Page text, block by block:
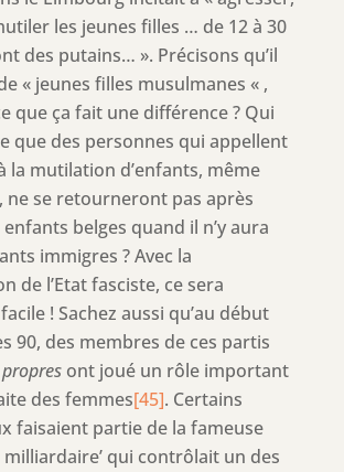
les jeunes filles … de 12 à 30
des putains… ». Précisons qu’il
« jeunes filles musulmanes « ,
que ça fait une différence ? Qui
que des personnes qui appellent
la mutilation d’enfants, même
ne se retourneront pas après
belges quand il n’y aura
immigres ? Avec la
de l’Etat fasciste, ce sera
! Sachez aussi qu’au début
90, des membres de ces partis
ont joué un rôle important
des femmes[45]. Certains
faisaient partie de la fameuse
milliardaire’ qui contrôlait un des